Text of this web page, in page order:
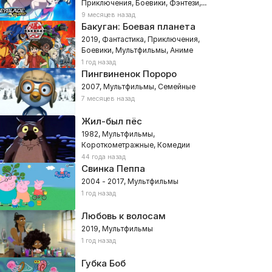
Приключения, Боевики, Фэнтези,
Комедии, Мультфильмы, Семейные,
Аниме
9 месяцев назад
Бакуган: Боевая планета
2019, Фантастика, Приключения,
Боевики, Мультфильмы, Аниме
1 год назад
Пингвиненок Пороро
2007, Мультфильмы, Семейные
7 месяцев назад
Жил-был пёс
1982, Мультфильмы,
Короткометражные, Комедии
44 года назад
Свинка Пеппа
2004 - 2017, Мультфильмы
1 год назад
Любовь к волосам
2019, Мультфильмы
1 год назад
Губка Боб